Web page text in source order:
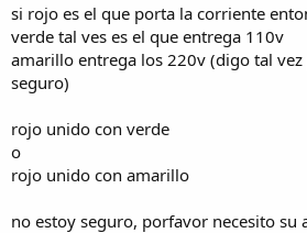
si rojo es el que porta la corriente
verde tal ves es el que entrega 110v
amarillo entrega los 220v (digo tal
seguro)
rojo unido con verde
o
rojo unido con amarillo
no estoy seguro, porfavor necesito su